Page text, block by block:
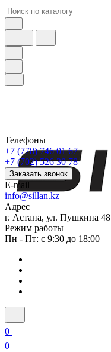
Телефоны
+7 (778) 746 01 67
+7 (702) 526 30 78
Заказать звонок
E-mail
info@sillan.kz
Адрес
г. Астана, ул. Пушкина 48
Режим работы
Пн - Пт: с 9:30 до 18:00
0
0